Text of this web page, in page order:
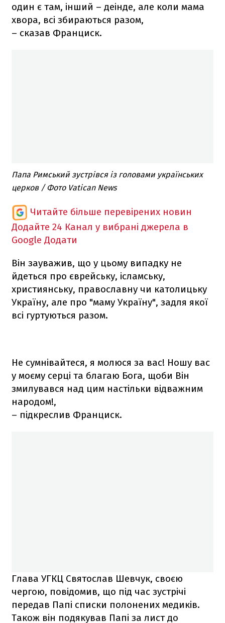
один є там, інший – деінде, але коли мама
хвора, всі збираються разом,
– сказав Франциск.
Папа Римський зустрівся із головами українських
церков / Фото Vatican News
Читайте більше перевірених новин
Додайте 24 Канал у вибрані джерела в
Google Додати
Він зауважив, що у цьому випадку не
йдеться про єврейську, ісламську,
християнську, православну чи католицьку
Україну, але про "маму Україну", задля якої
всі гуртуються разом.
Не сумнівайтеся, я молюся за вас! Ношу вас
у моєму серці та благаю Бога, щоби Він
змилувався над цим настільки відважним
народом!,
– підкреслив Франциск.
Глава УГКЦ Святослав Шевчук, своєю
чергою, повідомив, що під час зустрічі
передав Папі списки полонених медиків.
Також він подякував Папі за лист до